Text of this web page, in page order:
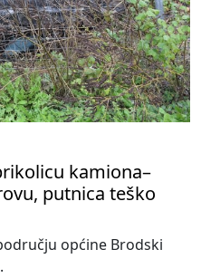
kamiona–
putnica teško
općine Brodski